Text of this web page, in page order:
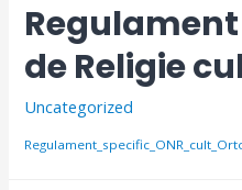
de Religie
Uncategorized